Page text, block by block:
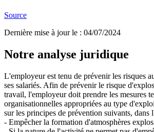
Source
Dernière mise à jour le : 04/07/2024
Notre analyse juridique
L'employeur est tenu de prévenir les risques
ses salariés. Afin de prévenir le risque
travail, l'employeur doit prendre les mesures
organisationnelles appropriées au type
sur les principes de prévention suivants, dans
- Empêcher la formation d'atmosphères